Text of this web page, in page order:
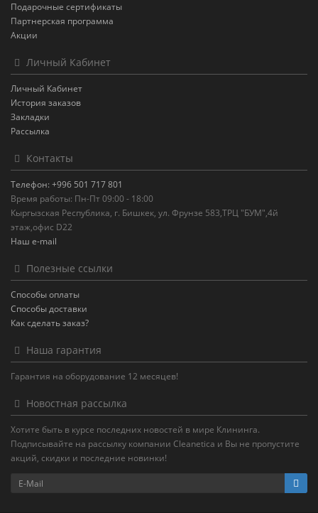
Подарочные сертификаты
Партнерская программа
Акции
Личный Кабинет
Личный Кабинет
История заказов
Закладки
Рассылка
Контакты
Телефон: +996 501 717 801
Время работы: Пн-Пт 09:00 - 18:00
Кыргызская Республика, г. Бишкек, ул. Фрунзе 583,ТРЦ "БУМ",4й
этаж,офис D22
Наш e-mail
Полезные ссылки
Способы оплаты
Способы доставки
Как сделать заказ?
Наша гарантия
Гарантия на оборудование 12 месяцев!
Новостная рассылка
Хотите быть в курсе последних новостей в мире Клининга.
Подписывайте на рассылку компании Cleanetica и Вы не пропустите
акций, скидки и последние новинки!